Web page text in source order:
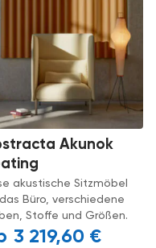
Akunok
akustische Sitzmöbel
Büro, verschiedene
Stoffe und Größen.
3 219,60 €